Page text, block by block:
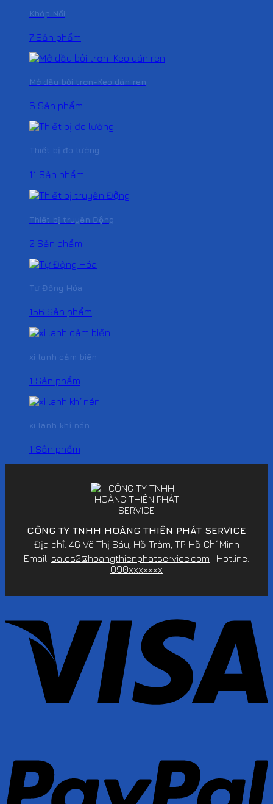
Khớp Nối
7 Sản phẩm
Mở dầu bôi trơn-Keo dán ren
6 Sản phẩm
Thiết bị đo lường
11 Sản phẩm
Thiết bị truyền Động
2 Sản phẩm
Tự Động Hóa
156 Sản phẩm
xi lanh cảm biến
1 Sản phẩm
xi lanh khí nén
1 Sản phẩm
CÔNG TY TNHH HOÀNG THIÊN PHÁT SERVICE
Địa chỉ: 46 Võ Thị Sáu, Hồ Tràm, TP. Hồ Chí Minh
Email: sales2@hoangthienphatservice.com | Hotline:
090xxxxxxx